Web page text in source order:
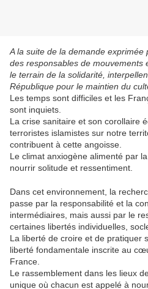
A la suite de la demande exprimée
des responsables de mouvements
le terrain de la solidarité,
République pour le maintien du
Les temps sont difficiles et les
sont inquiets.
La crise sanitaire et son corollaire
terroristes islamistes sur notre
contribuent à cette angoisse.
Le climat anxiogène alimenté par
nourrir solitude et ressentiment.
Dans cet environnement, la
passe par la responsabilité et la
intermédiaires, mais aussi par le
certaines libertés individuelles,
La liberté de croire et de pratiquer
liberté fondamentale inscrite au
France.
Le rassemblement dans les lieux
unique où chacun est appelé à